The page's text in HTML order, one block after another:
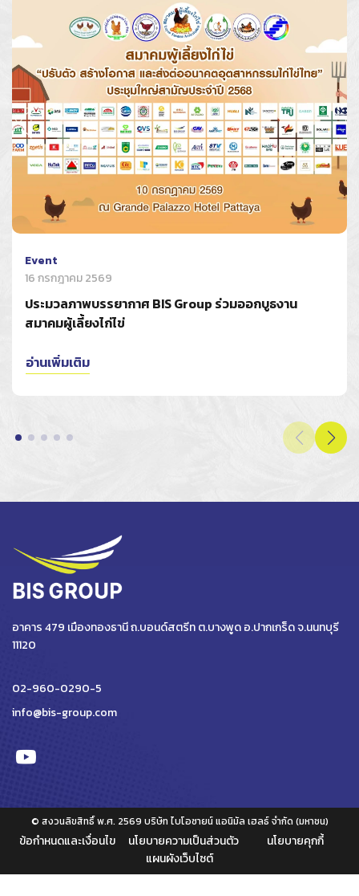
Event
16 กรกฎาคม 2569
ประมวลภาพบรรยากาศ BIS Group ร่วมออกบูธงาน
สมาคมผู้เลี้ยงไก่ไข่
อ่านเพิ่มเติม
อาคาร 479 เมืองทองธานี ถ.บอนด์สตรีท ต.บางพูด อ.ปากเกร็ด จ.นนทบุรี
11120
02-960-0290-5
info@bis-group.com
© สงวนลิขสิทธิ์ พ.ศ. 2569 บริษัท ไบโอซายน์ แอนิมัล เฮลธ์ จำกัด (มหาชน)
ข้อกำหนดและเงื่อนไข นโยบายความเป็นส่วนตัว
นโยบายคุกกี้
แผนผังเว็บไซต์